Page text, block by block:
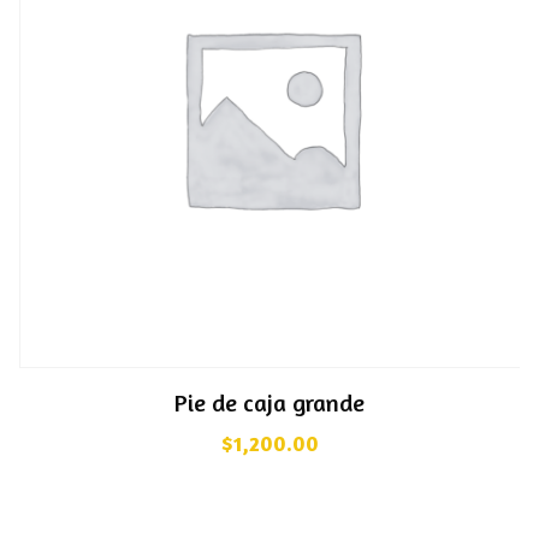
Pie de caja grande
$1,200.00